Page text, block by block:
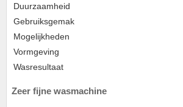
Duurzaamheid
Gebruiksgemak
Mogelijkheden
Vormgeving
Wasresultaat
Zeer fijne wasmachine